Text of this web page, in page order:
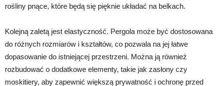
rośliny pnące, które będą się pięknie układać na belkach.
Kolejną zaletą jest elastyczność. Pergola może być dostosowana
do różnych rozmiarów i kształtów, co pozwala na jej łatwe
dopasowanie do istniejącej przestrzeni. Można ją również
rozbudować o dodatkowe elementy, takie jak zasłony czy
moskitiery, aby zapewnić większą prywatność i ochronę przed